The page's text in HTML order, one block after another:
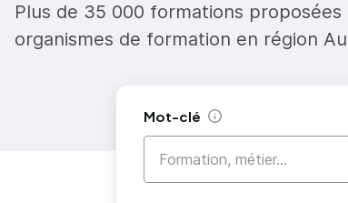
Plus de 35 000 formations
organismes de formation en région
Mot-clé Aide